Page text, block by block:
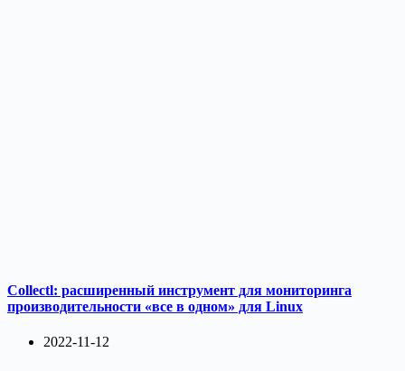
Collectl: расширенный инструмент для мониторинга
производительности «все в одном» для Linux
2022-11-12